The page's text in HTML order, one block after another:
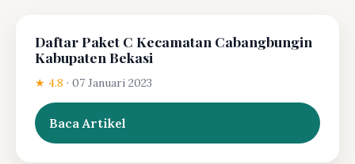
Daftar Paket C Kecamatan Cabangbungin
Kabupaten Bekasi
★ 4.8 · 07 Januari 2023
Baca Artikel